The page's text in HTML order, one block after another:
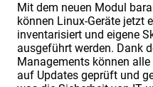
Mit dem neuen Modul
können Linux-Geräte jetzt
inventarisiert und eigene
ausgeführt werden. Dank
Managements können
auf Updates geprüft und